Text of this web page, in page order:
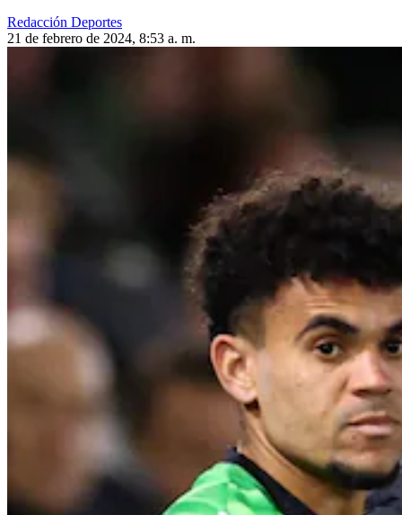
Redacción Deportes
21 de febrero de 2024, 8:53 a. m.